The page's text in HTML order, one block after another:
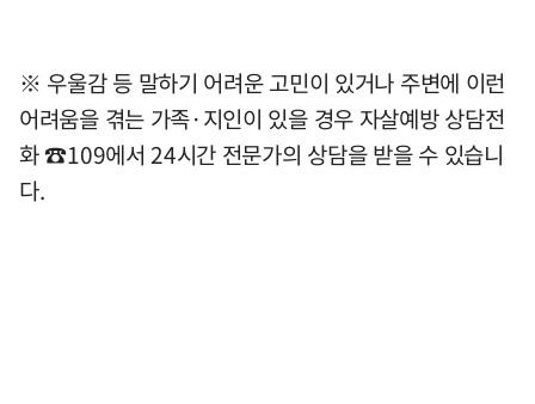
※ 우울감 등 말하기 어려운 고민이 있거나 주변에 이런
어려움을 겪는 가족·지인이 있을 경우 자살예방 상담전
화 ☎109에서 24시간 전문가의 상담을 받을 수 있습니
다.